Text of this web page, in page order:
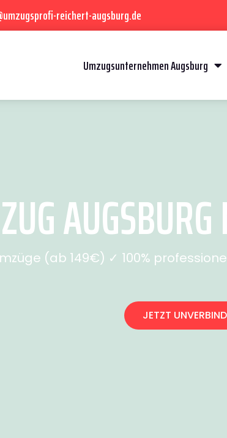
reichert-augsburg.de
Umzugsunternehmen Augsburg
(ab 149€) ✓ 100%
JETZT